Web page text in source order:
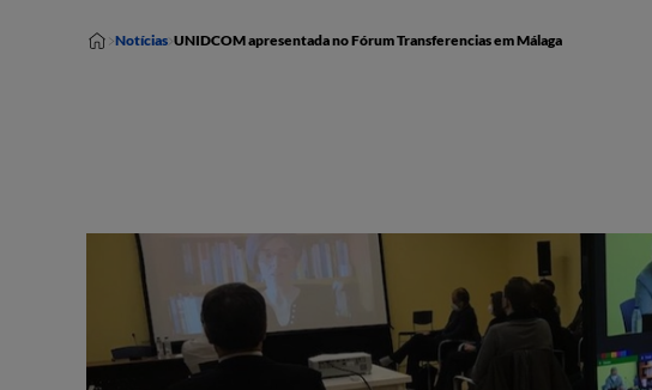
Notícias UNIDCOM apresentada no Fórum Transferencias em Málaga